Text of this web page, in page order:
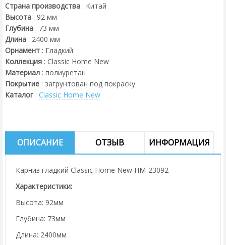
Страна производства : Китай
Высота : 92 мм
Глубина : 73 мм
Длина : 2400 мм
Орнамент : Гладкий
Коллекция : Classic Home New
Материал : полиуретан
Покрытие : загрунтован под покраску
Каталог : Classic Home New
ОПИСАНИЕ ОТЗЫВ ИНФОРМАЦИЯ
Карниз гладкий Classic Home New HM-23092
Характеристики:
Высота: 92мм
Глубина: 73мм
Длина: 2400мм